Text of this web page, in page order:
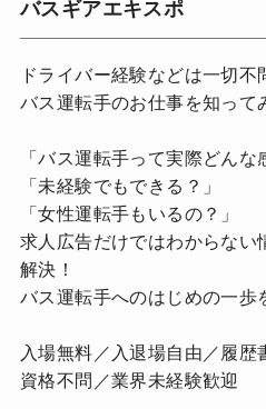
バスギアエキスポ
ドライバー経験などは一切不
バス運転手のお仕事を知って
「バス運転手って実際どんな
「未経験でもできる？」
「女性運転手もいるの？」
求人広告だけではわからない
解決！
バス運転手へのはじめの一歩
入場無料／入退場自由／履歴
資格不問／業界未経験歓迎